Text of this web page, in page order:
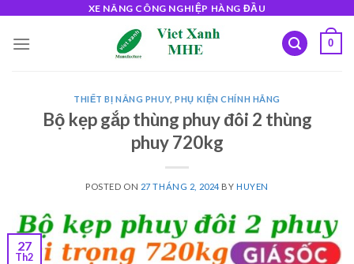
content
XE NÂNG CÔNG NGHIỆP HÀNG ĐẦU
0
THIẾT BỊ NÂNG PHUY,PHỤ KIỆN CHÍNH HÃNG
Bộ kẹp gắp thùng phuy đôi 2 thùng
phuy 720kg
POSTED ON 27 THÁNG 2, 2024 BY HUYEN
27
Th2